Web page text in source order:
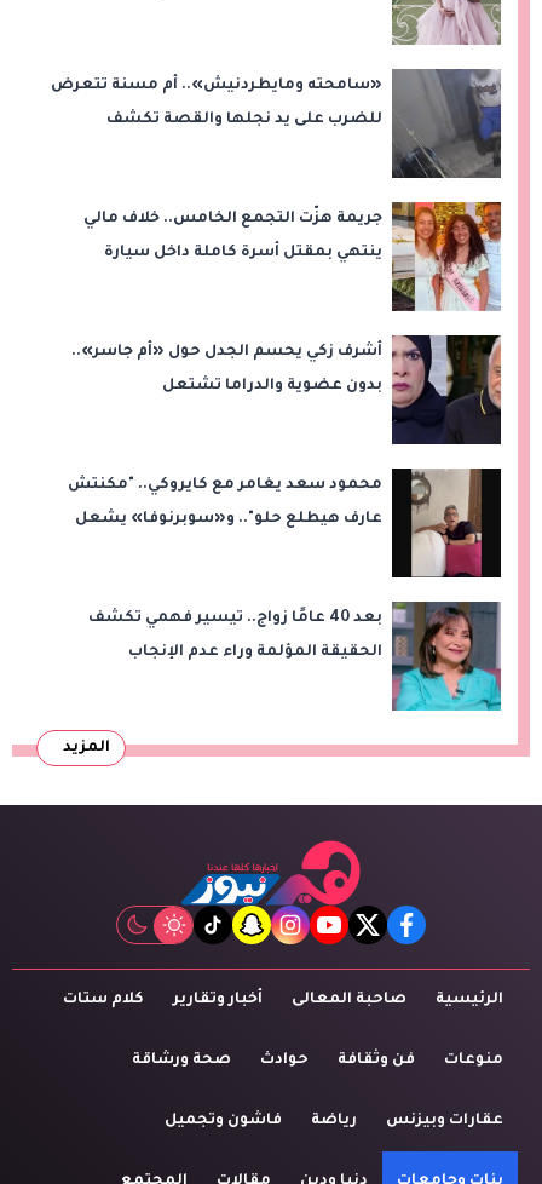
«سامحته ومايطردنيش».. أم مسنة تتعرض
للضرب على يد نجلها والقصة تكشف
جريمة هزّت التجمع الخامس.. خلاف مالي
ينتهي بمقتل أسرة كاملة داخل سيارة
أشرف زكي يحسم الجدل حول «أم جاسر»..
بدون عضوية والدراما تشتعل
محمود سعد يغامر مع كايروكي.. "مكنتش
عارف هيطلع حلو".. و«سوبرنوفا» يشعل
بعد 40 عامًا زواج.. تيسير فهمي تكشف
الحقيقة المؤلمة وراء عدم الإنجاب
المزيد
facebook
twitter
youtube
instagram
snapchat
tiktok
الرئيسية صاحبة المعالى أخبار وتقارير كلام ستات
منوعات فن وثقافة حوادث صحة ورشاقة
عقارات وبيزنس رياضة فاشون وتجميل